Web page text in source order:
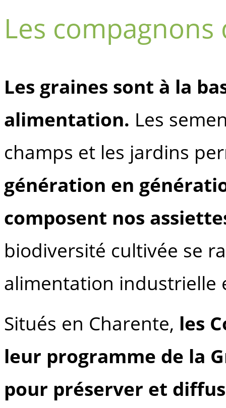
Les compagnons
Les graines sont à la
alimentation. Les
champs et les jardins
génération en
composent nos
biodiversité cultivée se
alimentation industrielle
Situés en Charente, les
leur programme de la
pour préserver et